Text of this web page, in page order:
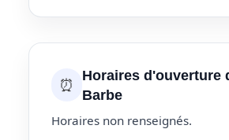
⏰
Horaires d'ouverture
Barbe
Horaires non renseignés.